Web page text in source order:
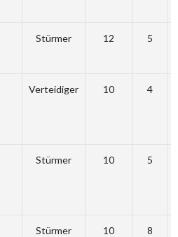
Stürmer 12 5
Verteidiger 10 4
Stürmer 10 5
Stürmer 10 8